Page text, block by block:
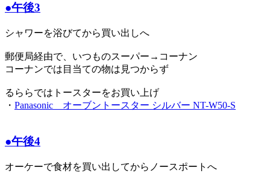
●午後3
シャワーを浴びてから買い出しへ
郵便局経由で、いつものスーパー→コーナン
コーナンでは目当ての物は見つからず
るららではトースターをお買い上げ
・ Panasonic オーブントースター シルバー NT-W50-S
●午後4
オーケーで食材を買い出してからノースポートへ